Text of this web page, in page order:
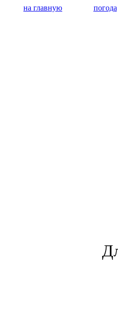
на главную погода